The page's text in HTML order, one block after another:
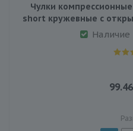
Чулки
short кружевные с
Наличие
99.46